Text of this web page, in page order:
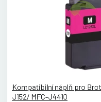
Kompatibilní náplň pro
J152/ MFC-J4410